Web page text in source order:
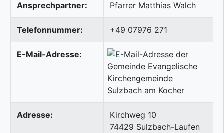
Ansprechpartner: Pfarrer Matthias Walch
Telefonnummer: +49 07976 271
E-Mail-Adresse:
Adresse:
Kirchweg 10
74429 Sulzbach-Laufen